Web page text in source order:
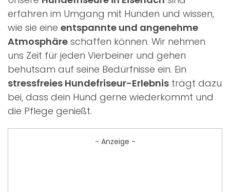
erfahren im Umgang mit Hunden und wissen,
wie sie eine entspannte und angenehme
Atmosphäre schaffen können. Wir nehmen
uns Zeit für jeden Vierbeiner und gehen
behutsam auf seine Bedürfnisse ein. Ein
stressfreies Hundefriseur-Erlebnis trägt dazu
bei, dass dein Hund gerne wiederkommt und
die Pflege genießt.
- Anzeige -